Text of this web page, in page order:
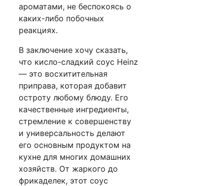
ароматами, не беспокоясь о
каких-либо побочных
реакциях.
В заключение хочу сказать,
что кисло-сладкий соус Heinz
— это восхитительная
приправа, которая добавит
остроту любому блюду. Его
качественные ингредиенты,
стремление к совершенству
и универсальность делают
его основным продуктом на
кухне для многих домашних
хозяйств. От жаркого до
фрикаделек, этот соус